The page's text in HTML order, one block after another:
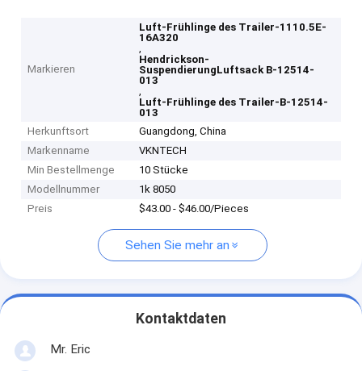
Markieren
Luft-Frühlinge des Trailer-1110.5E-
16A320
,
Hendrickson-
SuspendierungLuftsack B-12514-
013
,
Luft-Frühlinge des Trailer-B-12514-
013
Herkunftsort
Guangdong, China
Markenname
VKNTECH
Min Bestellmenge
10 Stücke
Modellnummer
1k 8050
Preis
$43.00 - $46.00/Pieces
Sehen Sie mehr an
Kontaktdaten
Mr. Eric